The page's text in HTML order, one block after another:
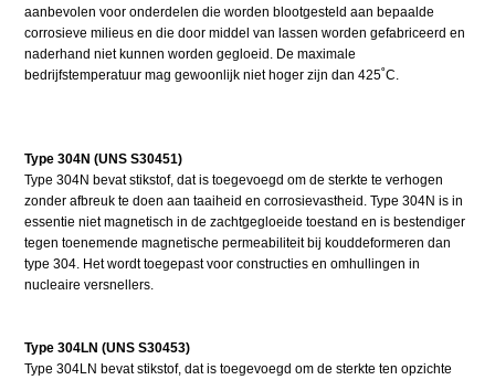
aanbevolen voor onderdelen die worden blootgesteld aan bepaalde
corrosieve milieus en die door middel van lassen worden gefabriceerd en
naderhand niet kunnen worden gegloeid. De maximale
bedrijfstemperatuur mag gewoonlijk niet hoger zijn dan 425˚C.
Type 304N (UNS S30451)
Type 304N bevat stikstof, dat is toegevoegd om de sterkte te verhogen
zonder afbreuk te doen aan taaiheid en corrosievastheid. Type 304N is in
essentie niet magnetisch in de zachtgegloeide toestand en is bestendiger
tegen toenemende magnetische permeabiliteit bij kouddeformeren dan
type 304. Het wordt toegepast voor constructies en omhullingen in
nucleaire versnellers.
Type 304LN (UNS S30453)
Type 304LN bevat stikstof, dat is toegevoegd om de sterkte ten opzichte